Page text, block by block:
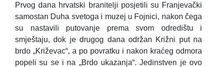
Prvog dana hrvatski branitelji posjetili su Franjevački
samostan Duha svetoga i muzej u Fojnici, nakon čega
su nastavili putovanje prema svom odredištu i
smještaju, dok je drugog dana održan Križni put na
brdo „Križevac“, a po povratku i nakon kraćeg odmora
popeli su se i na „Brdo ukazanja“. Jedinstven je ovo